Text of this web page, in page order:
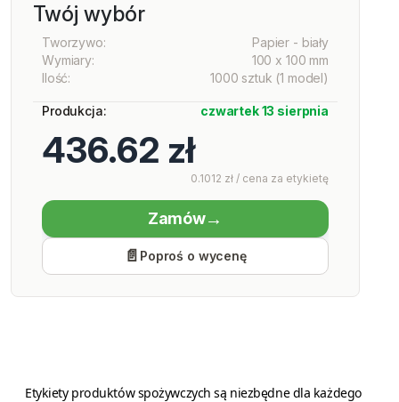
Wydrukować
Opcje dodatkowe
Services
Produkcja
Twój wybór
Tworzywo:
Papier - biały
Wymiary:
100 x 100 mm
Ilość:
1000 sztuk (1 model)
Produkcja: czwartek 13 sierpnia
436.62 zł
0.1012 zł / cena za etykietę
Zamów
Poproś o wycenę
Etykiety produktów spożywczych są niezbędne dla każdego